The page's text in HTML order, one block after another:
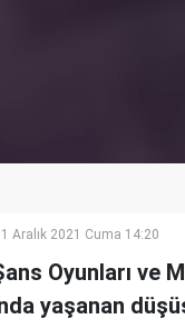
Aralık 2021 Cuma 14:20
Oyunları ve
yaşanan